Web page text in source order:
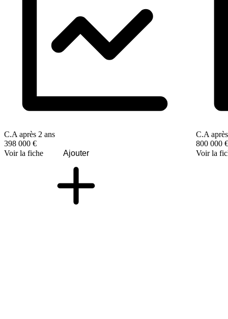
C.A après 2 ans
398 000 €
Voir la fiche
Ajouter
C.A
800 000 €
Voir la